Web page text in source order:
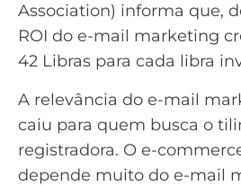
Association) informa que,
ROI do e-mail marketing
42 Libras para cada libra
A relevância do e-mail
caiu para quem busca o
registradora. O e-
depende muito do e-mail